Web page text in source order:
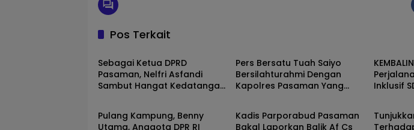
Pos Terkait
Pasaman
Sebagai Ketua DPRD
Pasaman, Nelfri Asfandi
Sambut Hangat Kedatangan
Pers Bersatu Tuah Saiyo
Bersilahturahmi Dengan
Kapolres Pasaman Yang
Inklusif
Guru
Pasaman
Pulang Kampung, Benny
Utama, Anggota DPR RI
Pasaman
Kadis Parporabud Pasaman
Bakal Laporkan Balik Af Cs